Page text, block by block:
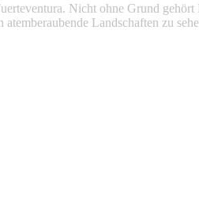
Nicht ohne Grund gehört
Landschaften zu